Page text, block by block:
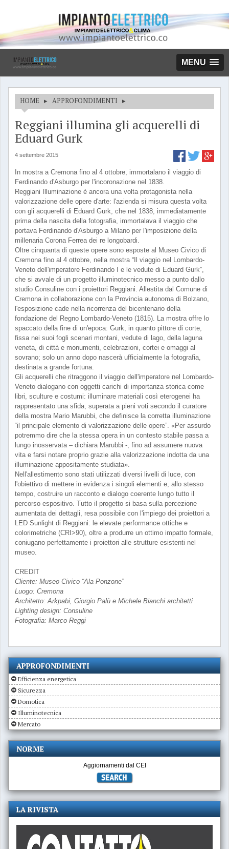
MENU
HOME ▸ APPROFONDIMENTI ▸
Reggiani illumina gli acquerelli di
Eduard Gurk
4 settembre 2015
In mostra a Cremona fino al 4 ottobre, immortalano il viaggio di
Ferdinando d'Asburgo per l'incoronazione nel 1838.
Reggiani Illuminazione è ancora una volta protagonista nella
valorizzazione delle opere d'arte: l'azienda si misura questa volta
con gli acquerelli di Eduard Gurk, che nel 1838, immediatamente
prima della nascita della fotografia, immortalava il viaggio che
portava Ferdinando d'Asburgo a Milano per l'imposizione della
millenaria Corona Ferrea dei re longobardi.
Oltre cinquanta di queste opere sono esposte al Museo Civico di
Cremona fino al 4 ottobre, nella mostra “Il viaggio nel Lombardo-
Veneto dell'imperatore Ferdinando I e le vedute di Eduard Gurk”,
che si avvale di un progetto illuminotecnico messo a punto dallo
studio Consuline con i proiettori Reggiani. Allestita dal Comune di
Cremona in collaborazione con la Provincia autonoma di Bolzano,
l'esposizione cade nella ricorrenza del bicentenario della
fondazione del Regno Lombardo-Veneto (1815). La mostra offre lo
spaccato della fine di un'epoca: Gurk, in quanto pittore di corte,
fissa nei suoi fogli scenari montani, vedute di lago, della laguna
veneta, di città e monumenti, celebrazioni, cortei e omaggi al
sovrano; solo un anno dopo nascerà ufficialmente la fotografia,
destinata a grande fortuna.
Gli acquerelli che ritraggono il viaggio dell'imperatore nel Lombardo-
Veneto dialogano con oggetti carichi di importanza storica come
libri, sculture e costumi: illuminare materiali così eterogenei ha
rappresentato una sfida, superata a pieni voti secondo il curatore
della mostra Mario Marubbi, che definisce la corretta illuminazione
“il principale elemento di valorizzazione delle opere”. «Per assurdo
potremmo dire che la stessa opera in un contesto stabile passa a
lungo inosservata – dichiara Marubbi -, fino ad assumere nuova
vita e farsi notare proprio grazie alla valorizzazione indotta da una
illuminazione appositamente studiata».
Nell'allestimento sono stati utilizzati diversi livelli di luce, con
l'obiettivo di mettere in evidenza i singoli elementi e, allo stesso
tempo, costruire un racconto e dialogo coerente lungo tutto il
percorso espositivo. Tutto il progetto si basa sulla percezione
aumentata dei dettagli, resa possibile con l'impiego dei proiettori a
LED Sunlight di Reggiani: le elevate performance ottiche e
colorimetriche (CRI>90), oltre a produrre un ottimo impatto formale,
coniugano perfettamente i proiettori alle strutture esistenti nel
museo.
CREDIT
Cliente: Museo Civico “Ala Ponzone”
Luogo: Cremona
Architetto: Arkpabi, Giorgio Palù e Michele Bianchi architetti
Lighting design: Consuline
Fotografia: Marco Reggi
APPROFONDIMENTI
Efficienza energetica
Sicurezza
Domotica
Illuminotecnica
Mercato
NORME
Aggiornamenti dal CEI
LA RIVISTA